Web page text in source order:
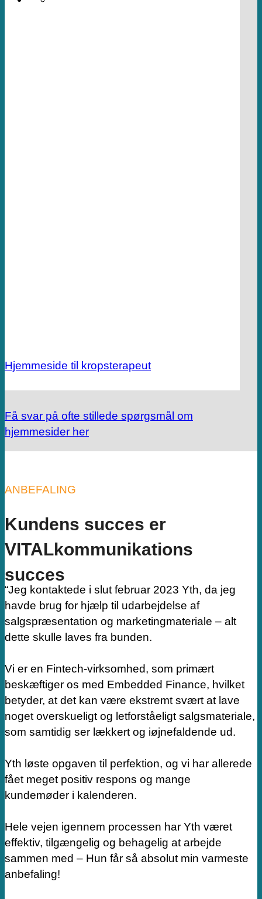
Hjemmeside til kropsterapeut
Få svar på ofte stillede spørgsmål om
hjemmesider her
ANBEFALING
Kundens succes er
VITALkommunikations
succes
“Jeg kontaktede i slut februar 2023 Yth, da jeg
havde brug for hjælp til udarbejdelse af
salgspræsentation og marketingmateriale – alt
dette skulle laves fra bunden.
Vi er en Fintech-virksomhed, som primært
beskæftiger os med Embedded Finance, hvilket
betyder, at det kan være ekstremt svært at lave
noget overskueligt og letforståeligt salgsmateriale,
som samtidig ser lækkert og iøjnefaldende ud.
Yth løste opgaven til perfektion, og vi har allerede
fået meget positiv respons og mange
kundemøder i kalenderen.
Hele vejen igennem processen har Yth været
effektiv, tilgængelig og behagelig at arbejde
sammen med – Hun får så absolut min varmeste
anbefaling!